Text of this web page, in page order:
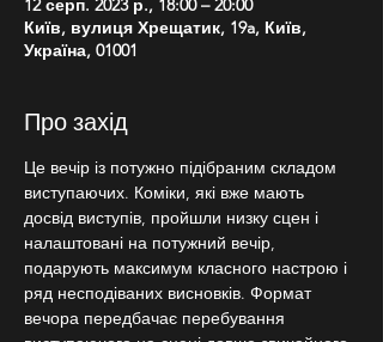
12 серп. 2023 р., 18:00 – 20:00
Київ, вулиця Хрещатик, 19a, Київ,
Україна, 01001
Про захід
Це вечір із потужно підібраним складом
виступаючих. Коміки, які вже мають
досвід виступів, пройшли низку сцен і
налаштовані на потужний вечір,
подарують максимум класного настрою і
ряд несподіваних висновків. Формат
вечора передбачає перебування